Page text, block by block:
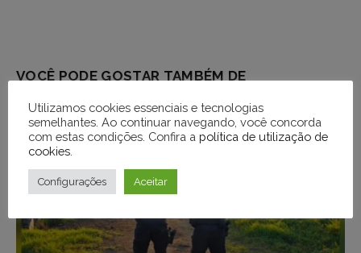
VOCÊ PODE GOSTAR TAMBÉM DE
Utilizamos cookies essenciais e tecnologias
semelhantes. Ao continuar navegando, você concorda
com estas condições. Confira a política de utilização de
cookies
Configurações Aceitar